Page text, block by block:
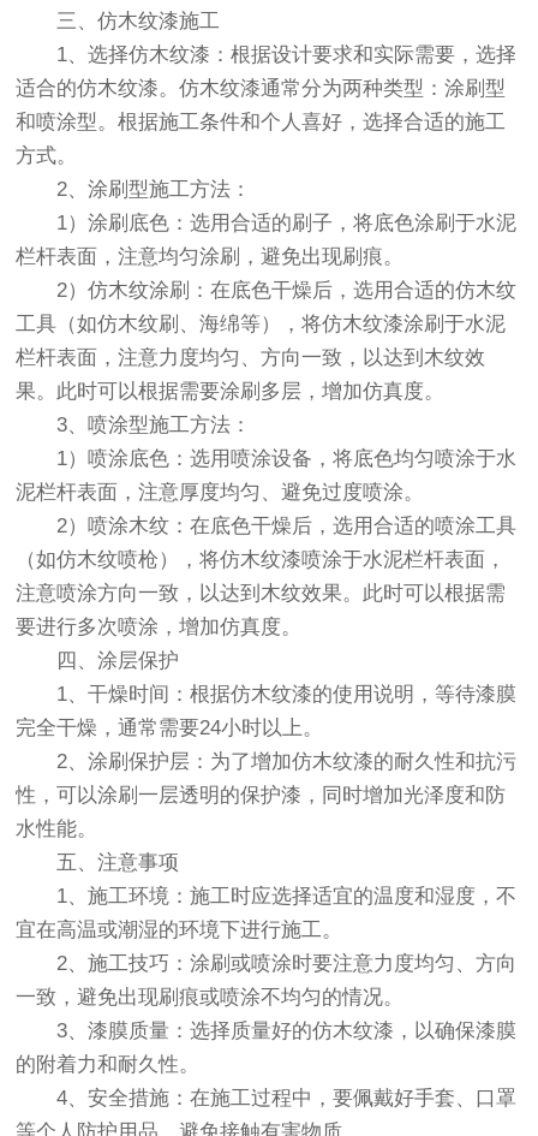
三、仿木纹漆施工
1、选择仿木纹漆：根据设计要求和实际需要，选择
适合的仿木纹漆。仿木纹漆通常分为两种类型：涂刷型
和喷涂型。根据施工条件和个人喜好，选择合适的施工
方式。
2、涂刷型施工方法：
1）涂刷底色：选用合适的刷子，将底色涂刷于水泥
栏杆表面，注意均匀涂刷，避免出现刷痕。
2）仿木纹涂刷：在底色干燥后，选用合适的仿木纹
工具（如仿木纹刷、海绵等），将仿木纹漆涂刷于水泥
栏杆表面，注意力度均匀、方向一致，以达到木纹效
果。此时可以根据需要涂刷多层，增加仿真度。
3、喷涂型施工方法：
1）喷涂底色：选用喷涂设备，将底色均匀喷涂于水
泥栏杆表面，注意厚度均匀、避免过度喷涂。
2）喷涂木纹：在底色干燥后，选用合适的喷涂工具
（如仿木纹喷枪），将仿木纹漆喷涂于水泥栏杆表面，
注意喷涂方向一致，以达到木纹效果。此时可以根据需
要进行多次喷涂，增加仿真度。
四、涂层保护
1、干燥时间：根据仿木纹漆的使用说明，等待漆膜
完全干燥，通常需要24小时以上。
2、涂刷保护层：为了增加仿木纹漆的耐久性和抗污
性，可以涂刷一层透明的保护漆，同时增加光泽度和防
水性能。
五、注意事项
1、施工环境：施工时应选择适宜的温度和湿度，不
宜在高温或潮湿的环境下进行施工。
2、施工技巧：涂刷或喷涂时要注意力度均匀、方向
一致，避免出现刷痕或喷涂不均匀的情况。
3、漆膜质量：选择质量好的仿木纹漆，以确保漆膜
的附着力和耐久性。
4、安全措施：在施工过程中，要佩戴好手套、口罩
等个人防护用品，避免接触有害物质。